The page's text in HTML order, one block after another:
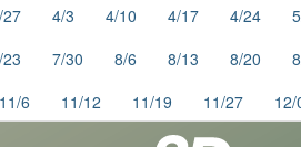
4/3 4/10 4/17 4/24
7/30 8/6 8/13 8/20
11/6 11/12 11/19 11/27 12/